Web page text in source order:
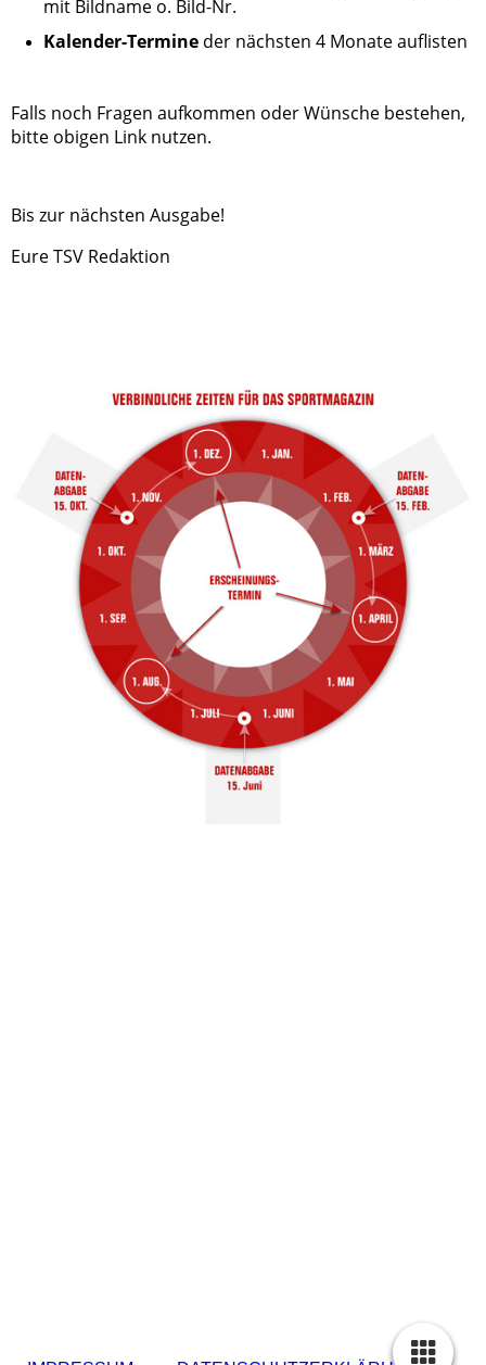
mit Bildname o. Bild-Nr.
Kalender-Termine der nächsten 4 Monate auflisten
Falls noch Fragen aufkommen oder Wünsche bestehen,
bitte obigen Link nutzen.
Bis zur nächsten Ausgabe!
Eure TSV Redaktion